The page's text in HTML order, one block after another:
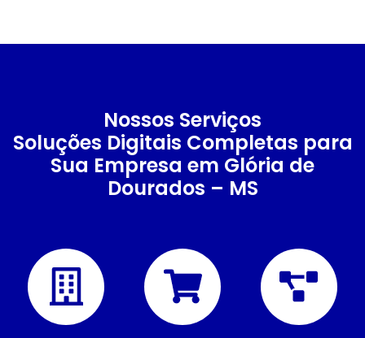
Nossos Serviços
Soluções Digitais Completas para
Sua Empresa em Glória de
Dourados – MS